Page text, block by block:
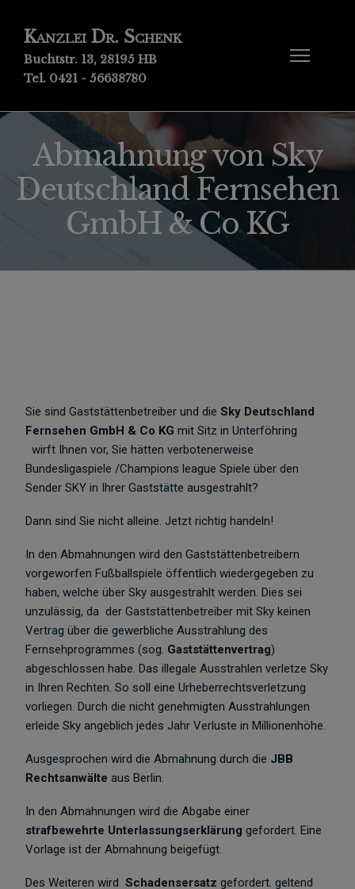
Kanzlei Dr. Schenk
Buchtstr. 13, 28195 HB
Tel. 0421 - 56638780
Abmahnung von Sky
Deutschland Fernsehen
GmbH & Co KG
Sie sind Gaststättenbetreiber und dieSky Deutschland
Fernsehen GmbH & Co KG mit Sitz in Unterföhring
wirft Ihnen vor, Sie hätten verbotenerweise
Bundesligaspiele /Champions league Spiele über den
Sender SKY in Ihrer Gaststätte ausgestrahlt?
Dann sind Sie nicht alleine. Jetzt richtig handeln!
In den Abmahnungen wird den Gaststättenbetreibern
vorgeworfen Fußballspiele öffentlich wiedergegeben zu
haben, welche über Sky ausgestrahlt werden. Dies sei
unzulässig, da der Gaststättenbetreiber mit Sky keinen
Vertrag über die gewerbliche Ausstrahlung des
Fernsehprogrammes (sog. Gaststättenvertrag)
abgeschlossen habe. Das illegale Ausstrahlen verletze Sky
in Ihren Rechten. So soll eine Urheberrechtsverletzung
vorliegen. Durch die nicht genehmigten Ausstrahlungen
erleide Sky angeblich jedes Jahr Verluste in Millionenhöhe.
Ausgesprochen wird die Abmahnung durch die JBB
Rechtsanwälte aus Berlin.
In den Abmahnungen wird die Abgabe einer
strafbewehrte Unterlassungserklärung gefordert. Eine
Vorlage ist der Abmahnung beigefügt.
Des Weiteren wirdSchadensersatz gefordert. geltend